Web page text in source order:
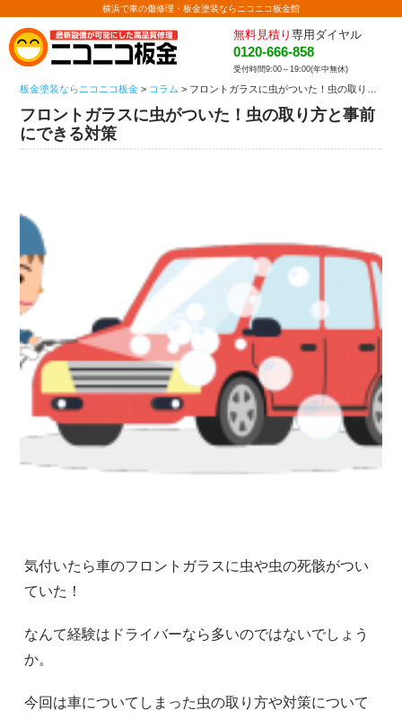
横浜で車の傷修理・板金塗装ならニコニコ板金館
無料見積り 専用ダイヤル
0120-666-858
受付時間9:00～19:00(年中無休)
板金塗装ならニコニコ板金 > コラム > フロントガラスに虫がついた！虫の取り方と事前にできる対策
フロントガラスに虫がついた！虫の取り方と事前
にできる対策
気付いたら車のフロントガラスに虫や虫の死骸がつい
ていた！
なんて経験はドライバーなら多いのではないでしょう
か。
今回は車についてしまった虫の取り方や対策について